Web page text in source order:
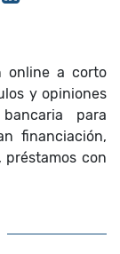
online a corto
y opiniones
para
financiación,
con